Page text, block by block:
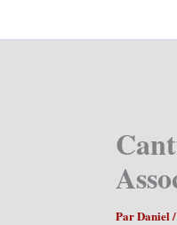
ParDaniel /